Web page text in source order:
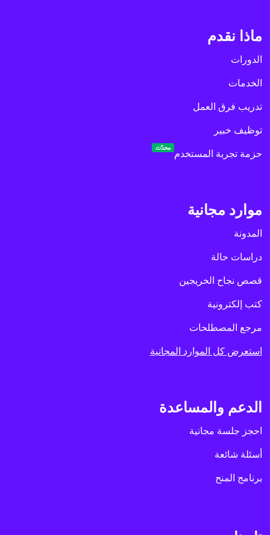
ماذا نقدم
الدورات
الخدمات
تدريب فرق العمل
توظيف خبير
حزمة تجربة المستخدم
محدّث
موارد مجانية
المدونة
دراسات حالة
قصص نجاح الخريجين
كتب إلكترونية
مرجع المصطلحات
استعرض كل الموارد المجانية
الدعم والمساعدة
احجز جلسة مجانية
أسئلة شائعة
برنامج المنح